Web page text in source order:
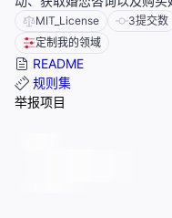
MIT_License 3提交数
定制我的领域
README
规则集
举报项目